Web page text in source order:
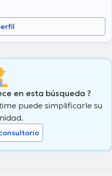
en esta búsqueda ?
puede simplificarle su